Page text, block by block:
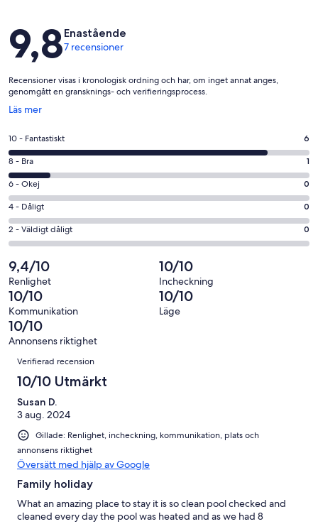
Recensioner
9,8Enastående
7 recensioner
Recensioner visas i kronologisk ordning och har, om inget annat anges,
genomgått en gransknings- och verifieringsprocess.
Läs mer
Öppnas
ett
nytt
fönster
10
-
Fantastiskt
i
betyg.
6
av
7
recensioner
10 - Fantastiskt 6
8
-
Bra
i
betyg.
1
av
7
recensioner
8 - Bra 1
6
-
Okej
i
betyg.
0
av
7
recensioner
6 - Okej 0
4
-
Dåligt
betyg.
0
av
7
recensioner
4 - Dåligt 0
2
-
Väldigt
dåligt
i
betyg.
0
av
7
recensioner
2 - Väldigt dåligt 0
9,4/10
Renlighet
10/10
Incheckning
10/10
Kommunikation
10/10
Läge
10/10
Annonsens riktighet
Recensioner
Verifierad recension
10/10 Utmärkt
Susan D.
3 aug. 2024
Gillade: Renlighet, incheckning, kommunikation, plats och
annonsens riktighet
Översätt med hjälp av Google
Family holiday
What an amazing place to stay it is so clean pool checked and
cleaned every day the pool was heated and as we had 8